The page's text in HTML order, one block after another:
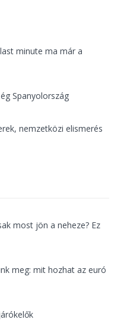
minute ma már a
Spanyolország
nemzetközi elismerés
most jön a neheze? Ez
meg: mit hozhat az euró